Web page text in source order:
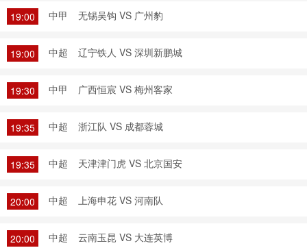
19:00 中甲 无锡吴钩 VS 广州豹
19:00 中超 辽宁铁人 VS 深圳新鹏城
19:30 中甲 广西恒宸 VS 梅州客家
19:35 中超 浙江队 VS 成都蓉城
19:35 中超 天津津门虎 VS 北京国安
20:00 中超 上海申花 VS 河南队
20:00 中超 云南玉昆 VS 大连英博